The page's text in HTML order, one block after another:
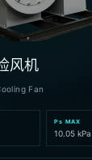
风机
Fan
Ps MAX
10.05 kPa